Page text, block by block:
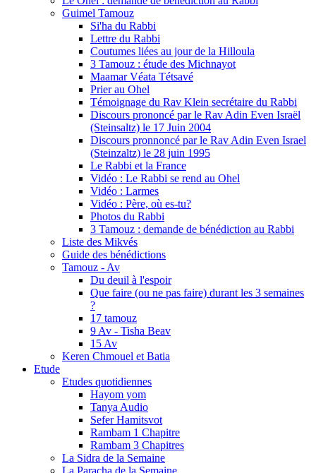
Guimel Tamouz
Si'ha du Rabbi
Lettre du Rabbi
Coutumes liées au jour de la Hilloula
3 Tamouz : étude des Michnayot
Maamar Véata Tétsavé
Prier au Ohel
Témoignage du Rav Klein secrétaire du Rabbi
Discours prononcé par le Rav Adin Even Israël
(Steinsaltz) le 17 Juin 2004
Discours pronnoncé par le Rav Adin Even Israel
(Steinzaltz) le 28 juin 1995
Le Rabbi et la France
Vidéo : Le Rabbi se rend au Ohel
Vidéo : Larmes
Vidéo : Père, où es-tu?
Photos du Rabbi
3 Tamouz : demande de bénédiction au Rabbi
Liste des Mikvés
Guide des bénédictions
Tamouz - Av
Du deuil à l'espoir
Que faire (ou ne pas faire) durant les 3 semaines
?
17 tamouz
9 Av - Tisha Beav
15 Av
Keren Chmouel et Batia
Etude
Etudes quotidiennes
Hayom yom
Tanya Audio
Sefer Hamitsvot
Rambam 1 Chapitre
Rambam 3 Chapitres
La Sidra de la Semaine
La Paracha de la Semaine